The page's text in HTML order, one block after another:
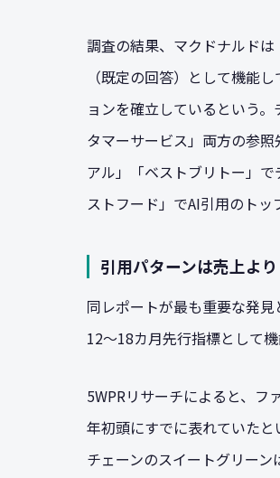
調査の結果、マクドナルド
（既定の回答）として機能
ョンを確立しているという
タマーサービス」両方の参
アル」「ベストブリトー」
ストフード」でAI引用のトッ
引用パターンは売上よ
同レポートが最も重要な発
12〜18カ月先行指標として
5WPRリサーチによると、
年初頭にすでに表れていた
チェーンのスイートグリー